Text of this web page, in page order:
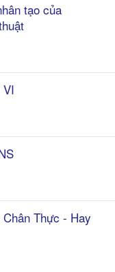
tạo của
Thực - Hay